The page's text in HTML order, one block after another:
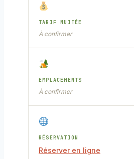
TARIF NUITÉE
À confirmer
EMPLACEMENTS
À confirmer
RÉSERVATION
Réserver en ligne